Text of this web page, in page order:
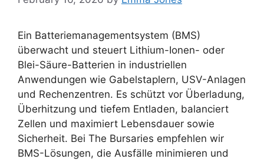
Ein Batteriemanagementsystem (BMS)
überwacht und steuert Lithium-Ionen- oder
Blei-Säure-Batterien in industriellen
Anwendungen wie Gabelstaplern, USV-Anlagen
und Rechenzentren. Es schützt vor Überladung,
Überhitzung und tiefem Entladen, balanciert
Zellen und maximiert Lebensdauer sowie
Sicherheit. Bei The Bursaries empfehlen wir
BMS-Lösungen, die Ausfälle minimieren und